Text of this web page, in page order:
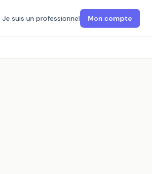
Je suis un professionnel Mon compte